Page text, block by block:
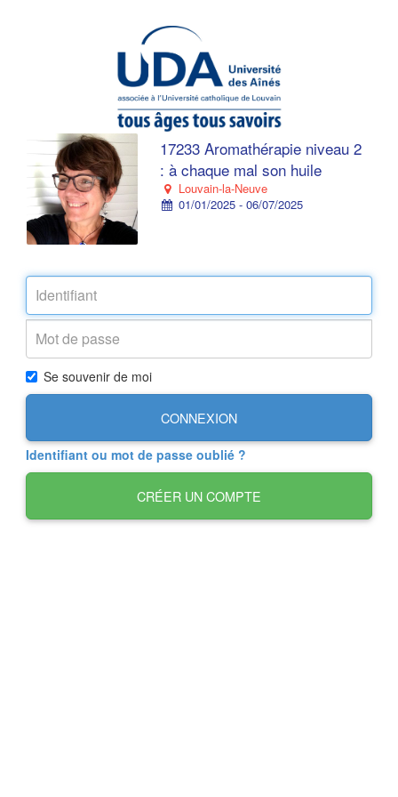
17233 Aromathérapie niveau 2
: à chaque mal son huile
Louvain-la-Neuve
01/01/2025 - 06/07/2025
Se souvenir de moi
CONNEXION
Identifiant ou mot de passe oublié ?
CRÉER UN COMPTE